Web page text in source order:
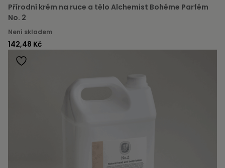
Přírodní krém na ruce a tělo Alchemist Bohéme Parfém
No. 2
Není skladem
142,48 Kč